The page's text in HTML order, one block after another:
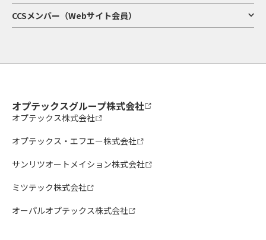
CCSメンバー（Webサイト会員）
オプテックスグループ株式会社
オプテックス株式会社
オプテックス・エフエー株式会社
サンリツオートメイション株式会社
ミツテック株式会社
オーパルオプテックス株式会社